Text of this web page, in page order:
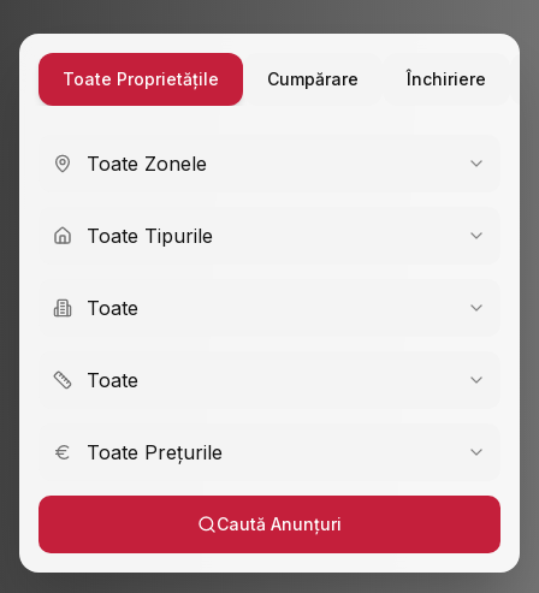
Toate Proprietățile Cumpărare Închiriere
Toate Zonele
Toate Tipurile
Toate
Toate
Toate Prețurile
Caută Anunțuri